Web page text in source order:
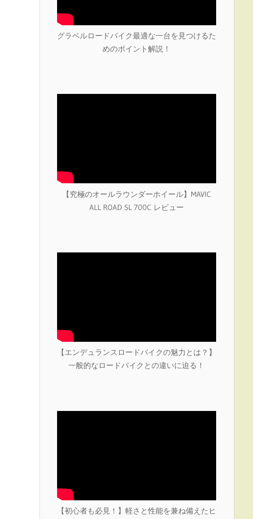
グラベルロードバイク最適な一台を見つけるた
めのポイント解説！
【究極のオールラウンダーホイール】MAVIC
ALL ROAD SL 700C レビュー
【エンデュランスロードバイクの魅力とは？】
一般的なロードバイクとの違いに迫る！
【初心者も必見！】軽さと性能を兼ね備えたヒ